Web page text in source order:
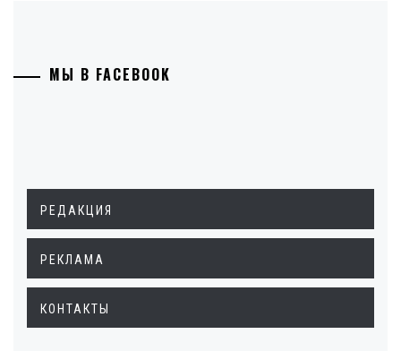
МЫ В FACEBOOK
РЕДАКЦИЯ
РЕКЛАМА
КОНТАКТЫ